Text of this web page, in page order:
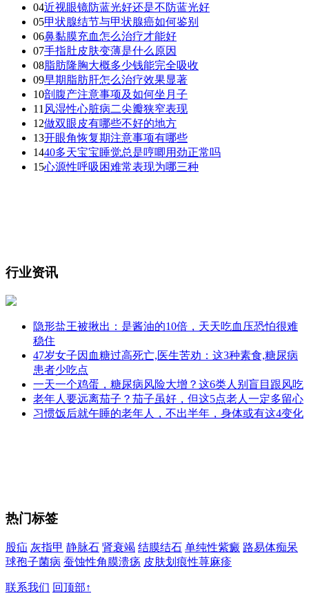
04近视眼镜防蓝光好还是不防蓝光好
05甲状腺结节与甲状腺癌如何鉴别
06鼻黏膜充血怎么治疗才能好
07手指肚皮肤变薄是什么原因
08脂肪隆胸大概多少钱能完全吸收
09早期脂肪肝怎么治疗效果显著
10剖腹产注意事项及如何坐月子
11 风湿性心脏病二尖瓣狭窄表现
12做双眼皮有哪些不好的地方
13开眼角恢复期注意事项有哪些
1440多天宝宝睡觉总是哼唧用劲正常吗
15心源性呼吸困难常表现为哪三种
行业资讯
隐形盐王被揪出：是酱油的10倍，天天吃血压恐怕很难
稳住
47岁女子因血糖过高死亡,医生苦劝：这3种素食,糖尿病
患者少吃点
一天一个鸡蛋，糖尿病风险大增？这6类人别盲目跟风吃
老年人要远离茄子？茄子虽好，但这5点老人一定多留心
习惯饭后就午睡的老年人，不出半年，身体或有这4变化
热门标签
股疝 灰指甲 静脉石 肾衰竭 结膜结石 单纯性紫癜 路易体痴呆
球孢子菌病 蚕蚀性角膜溃疡 皮肤划痕性荨麻疹
联系我们 回顶部↑